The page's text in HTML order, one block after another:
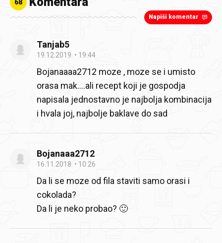
68
Napiši komentar
Tanjab5
19.12.2019. 19:44
Bojanaaaa2712 moze , moze se i umisto
orasa mak....ali recept koji je gospodja
napisala jednostavno je najbolja kombinacija
i hvala joj, najbolje baklave do sad
Bojanaaa2712
16.11.2018. 10:26
Da li se moze od fila staviti samo orasi i
cokolada?
Da li je neko probao? 🙂